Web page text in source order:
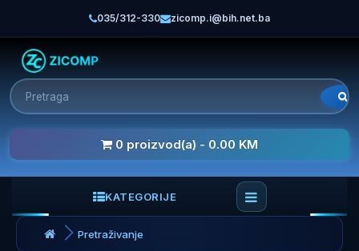
035/312-330 zicomp.i@bih.net.ba
0 proizvod(a) - 0.00 KM
KATEGORIJE
Pretraživanje